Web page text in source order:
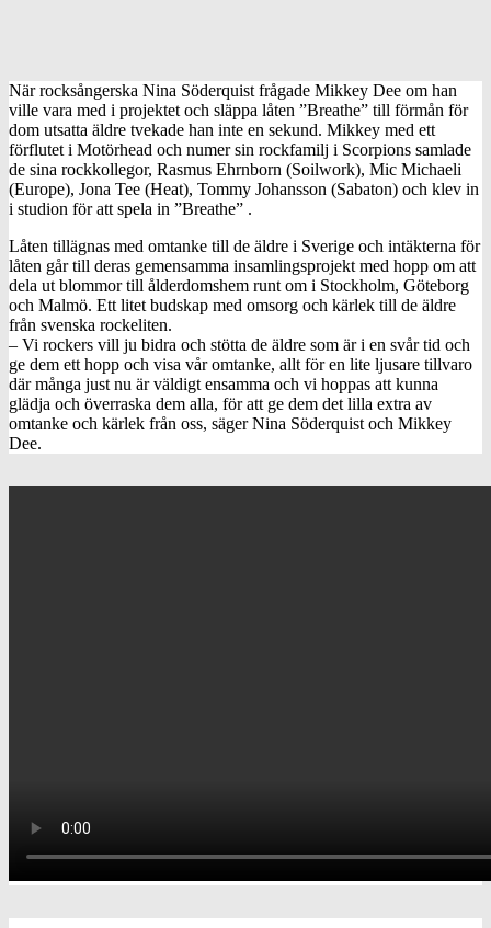
När rocksångerska Nina Söderquist frågade Mikkey Dee om han
ville vara med i projektet och släppa låten ”Breathe” till förmån för
dom utsatta äldre tvekade han inte en sekund. Mikkey med ett
förflutet i Motörhead och numer sin rockfamilj i Scorpions samlade
de sina rockkollegor, Rasmus Ehrnborn (Soilwork), Mic Michaeli
(Europe), Jona Tee (Heat), Tommy Johansson (Sabaton) och klev in
i studion för att spela in ”Breathe” .
Låten tillägnas med omtanke till de äldre i Sverige och intäkterna för
låten går till deras gemensamma insamlingsprojekt med hopp om att
dela ut blommor till ålderdomshem runt om i Stockholm, Göteborg
och Malmö. Ett litet budskap med omsorg och kärlek till de äldre
från svenska rockeliten.
– Vi rockers vill ju bidra och stötta de äldre som är i en svår tid och
ge dem ett hopp och visa vår omtanke, allt för en lite ljusare tillvaro
där många just nu är väldigt ensamma och vi hoppas att kunna
glädja och överraska dem alla, för att ge dem det lilla extra av
omtanke och kärlek från oss, säger Nina Söderquist och Mikkey
Dee.